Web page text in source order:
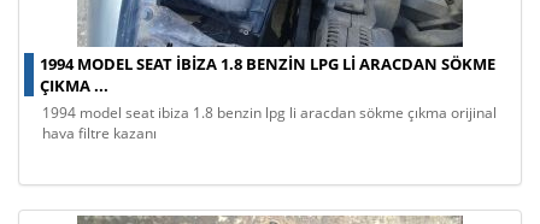
1994 MODEL SEAT IBIZA 1.8 BENZIN LPG LI ARACDAN SÖKME
ÇIKMA ...
1994 model seat ibiza 1.8 benzin lpg li aracdan sökme çıkma orijinal
hava filtre kazanı